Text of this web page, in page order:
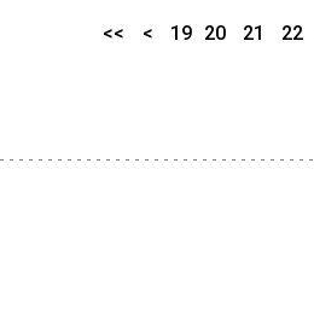
<< < 19 20 21 22